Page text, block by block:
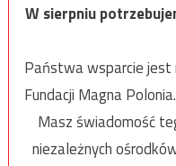
W sierpniu
Państwa wsparcie jest
Fundacji Magna Polonia.
Masz świadomość
niezależnych